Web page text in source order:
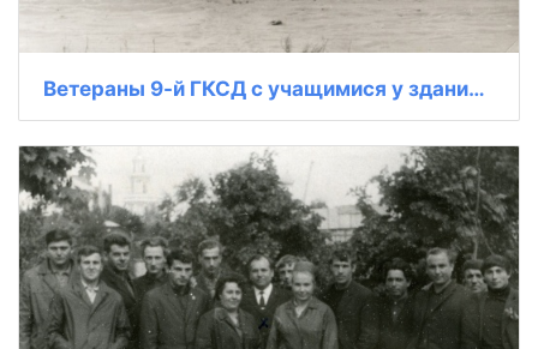
Ветераны 9-й ГКСД с учащимися у здания школы